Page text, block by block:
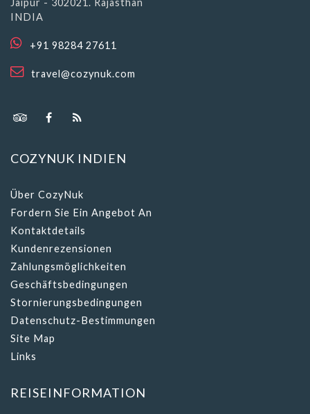
INDIA
+91 98284 27611
travel@cozynuk.com
COZYNUK INDIEN
Über CozyNuk
Fordern Sie Ein Angebot An
Kontaktdetails
Kundenrezensionen
Zahlungsmöglichkeiten
Geschäftsbedingungen
Stornierungsbedingungen
Datenschutz-Bestimmungen
Site Map
Links
REISEINFORMATION